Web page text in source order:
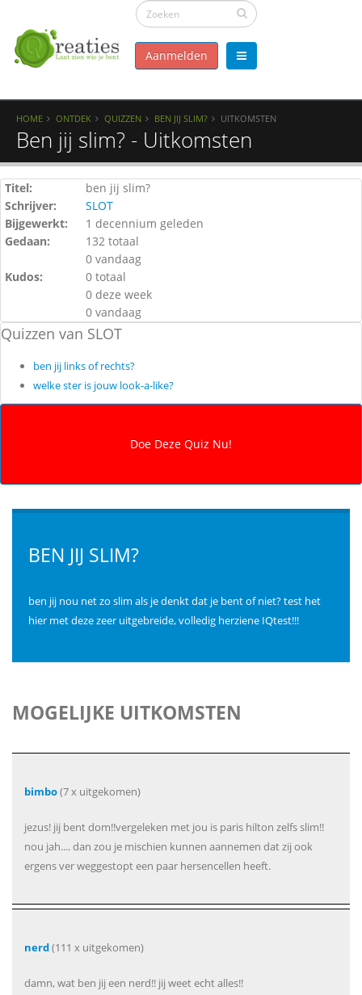
Aanmelden
HOME ONTDEK QUIZZEN BEN JIJ SLIM? UITKOMSTEN
Ben jij slim? - Uitkomsten
Titel:
ben jij slim?
Schrijver:
SLOT
Bijgewerkt:
1 decennium geleden
Gedaan:
132 totaal
0 vandaag
Kudos:
0 totaal
0 deze week
0 vandaag
Quizzen van SLOT
ben jij links of rechts?
welke ster is jouw look-a-like?
BEN JIJ SLIM?
ben jij nou net zo slim als je denkt dat je bent of niet? test het
hier met deze zeer uitgebreide, volledig herziene IQtest!!!
MOGELIJKE UITKOMSTEN
bimbo(7 x uitgekomen)
jezus! jij bent dom!!vergeleken met jou is paris hilton zelfs slim!!
nou jah.... dan zou je mischien kunnen aannemen dat zij ook
ergens ver weggestopt een paar hersencellen heeft.
nerd(111 x uitgekomen)
damn, wat ben jij een nerd!! jij weet echt alles!!